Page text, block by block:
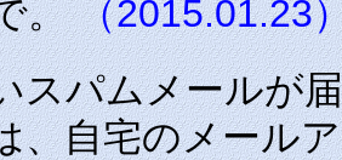
。（2015.01.23
スパムメールが
、自宅のメール